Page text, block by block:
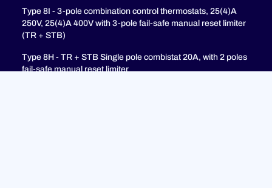
Type 8I - 3-pole combination control thermostats, 25(4)A
250V, 25(4)A 400V with 3-pole fail-safe manual reset limiter
(TR + STB)
Type 8H - TR + STB Single pole combistat 20A, with 2 poles
fail-safe manual reset limiter